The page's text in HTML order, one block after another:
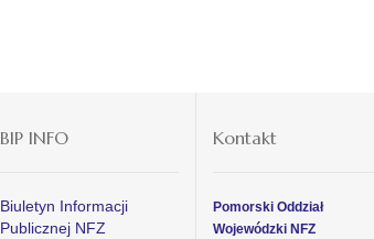
BIP INFO
Biuletyn Informacji
Publicznej NFZ
Kontakt
Pomorski Oddział
Wojewódzki NFZ